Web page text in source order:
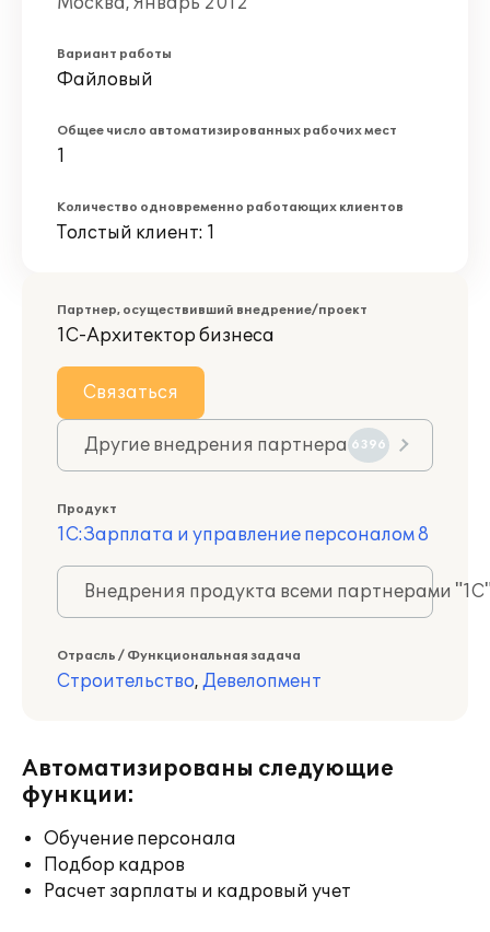
Вариант работы
Файловый
Общее число автоматизированных рабочих мест
1
Количество одновременно работающих клиентов
Толстый клиент: 1
Партнер, осуществивший внедрение/проект
1С-Архитектор бизнеса
Связаться
Другие внедрения партнера 6396
Продукт
1С:Зарплата и управление персоналом 8
Внедрения продукта всеми партнерами
Отрасль / Функциональная задача
Строительство, Девелопмент
Автоматизированы следующие
функции:
Обучение персонала
Подбор кадров
Расчет зарплаты и кадровый учет